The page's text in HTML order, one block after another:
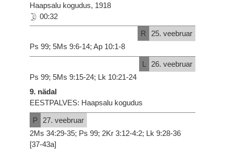
Haapsalu kogudus, 1918
00:32
R
25. veebruar
Ps 99; 5Ms 9:6-14; Ap 10:1-8
L
26. veebruar
Ps 99; 5Ms 9:15-24; Lk 10:21-24
9. nädal
EESTPALVES: Haapsalu kogudus
P
27. veebruar
2Ms 34:29-35; Ps 99; 2Kr 3:12-4:2; Lk 9:28-36
[37-43a]